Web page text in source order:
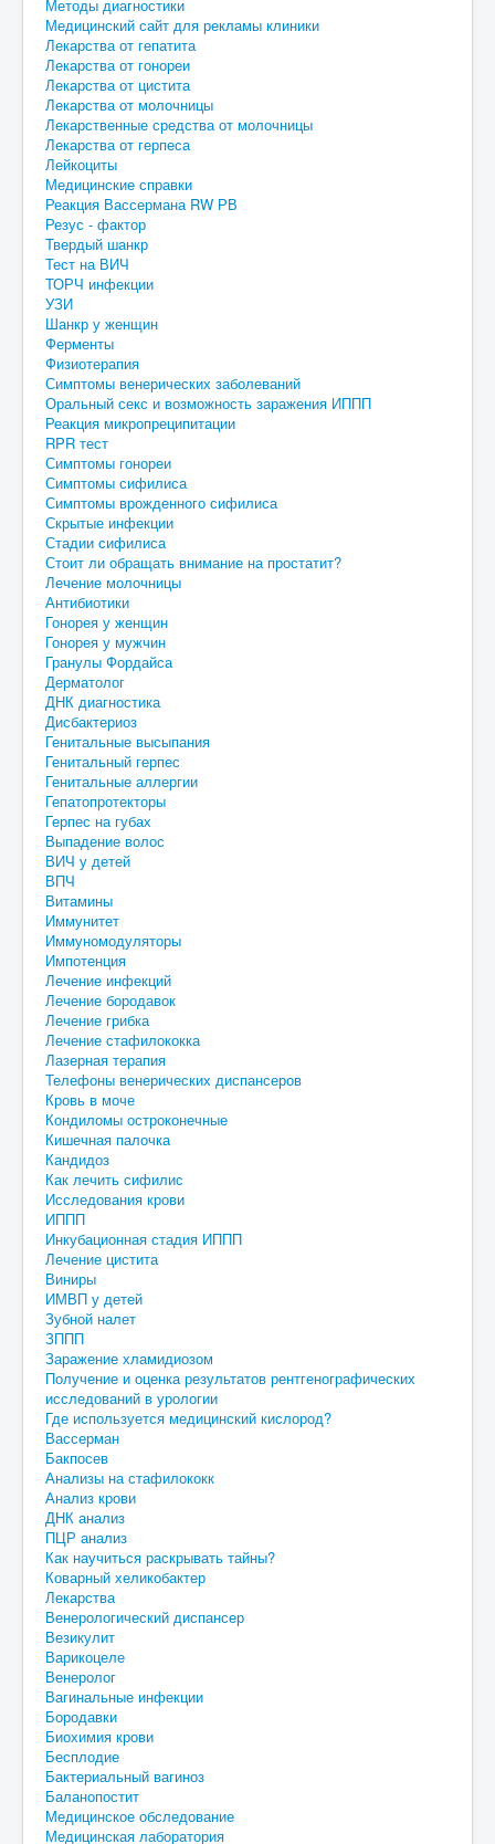
Методы диагностики
Медицинский сайт для рекламы клиники
Лекарства от гепатита
Лекарства от гонореи
Лекарства от цистита
Лекарства от молочницы
Лекарственные средства от молочницы
Лекарства от герпеса
Лейкоциты
Медицинские справки
Реакция Вассермана RW РВ
Резус - фактор
Твердый шанкр
Тест на ВИЧ
ТОРЧ инфекции
УЗИ
Шанкр у женщин
Ферменты
Физиотерапия
Симптомы венерических заболеваний
Оральный секс и возможность заражения ИППП
Реакция микропреципитации
RPR тест
Симптомы гонореи
Симптомы сифилиса
Симптомы врожденного сифилиса
Скрытые инфекции
Стадии сифилиса
Стоит ли обращать внимание на простатит?
Лечение молочницы
Антибиотики
Гонорея у женщин
Гонорея у мужчин
Гранулы Фордайса
Дерматолог
ДНК диагностика
Дисбактериоз
Генитальные высыпания
Генитальный герпес
Генитальные аллергии
Гепатопротекторы
Герпес на губах
Выпадение волос
ВИЧ у детей
ВПЧ
Витамины
Иммунитет
Иммуномодуляторы
Импотенция
Лечение инфекций
Лечение бородавок
Лечение грибка
Лечение стафилококка
Лазерная терапия
Телефоны венерических диспансеров
Кровь в моче
Кондиломы остроконечные
Кишечная палочка
Кандидоз
Как лечить сифилис
Исследования крови
ИППП
Инкубационная стадия ИППП
Лечение цистита
Виниры
ИМВП у детей
Зубной налет
ЗППП
Заражение хламидиозом
Получение и оценка результатов рентгенографических
исследований в урологии
Где используется медицинский кислород?
Вассерман
Бакпосев
Анализы на стафилококк
Анализ крови
ДНК анализ
ПЦР анализ
Как научиться раскрывать тайны?
Коварный хеликобактер
Лекарства
Венерологический диспансер
Везикулит
Варикоцеле
Венеролог
Вагинальные инфекции
Бородавки
Биохимия крови
Бесплодие
Бактериальный вагиноз
Баланопостит
Медицинское обследование
Медицинская лаборатория